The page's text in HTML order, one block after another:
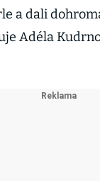
a dali
Adéla